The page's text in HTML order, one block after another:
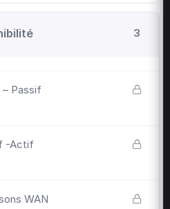
3
– Passif
-Actif
WAN